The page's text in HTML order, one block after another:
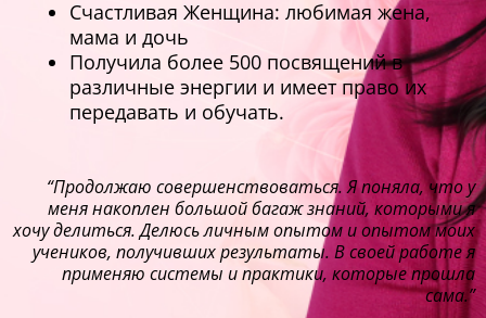
Счастливая Женщина: любимая жена,
мама и дочь
Получила более 500 посвящений в
различные энергии и имеет право их
передавать и обучать.
“Продолжаю совершенствоваться. Я поняла, что у
меня накоплен большой багаж знаний, которыми я
хочу делиться. Делюсь личным опытом и опытом моих
учеников, получивших результаты. В своей работе я
применяю системы и практики, которые прошла
сама.”